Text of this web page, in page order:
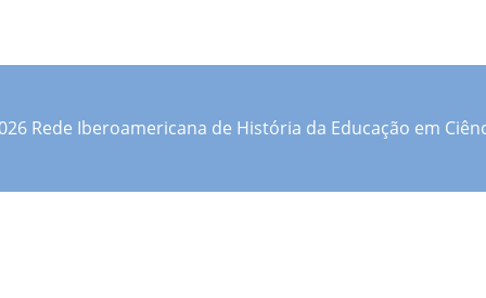
Rede Iberoamericana de História da Educação em